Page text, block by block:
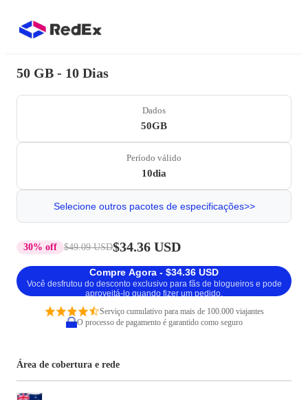
50 GB - 10 Dias
Dados
50GB
Período válido
10dia
Selecione outros pacotes de especificações>>
30% off $49.09 USD$34.36 USD
Compre Agora - $34.36 USD
Você desfrutou do desconto exclusivo para fãs de blogueiros e pode
aproveitá-lo quando fizer um pedido.
Serviço cumulativo para mais de 100.000 viajantes
O processo de pagamento é garantido como seguro
Área de cobertura e rede